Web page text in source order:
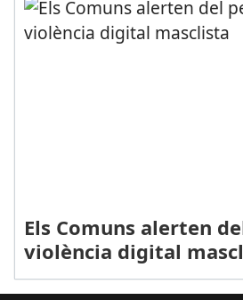
Els Comuns alerten
violència digital